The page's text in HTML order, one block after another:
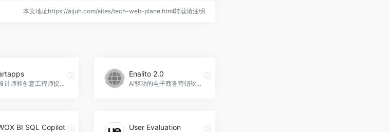
本文地址https://aijuh.com/sites/tech-web-plane.html转载请注明
为设计师和创意工程师提供AI艺术资源、工具和灵感，Aiartapps官网入口网址
Enalito 2.0
AI驱动的电子商务营销软件平台，Enalito 2.0官网入口网址
BI SQL Copilot User Evaluation